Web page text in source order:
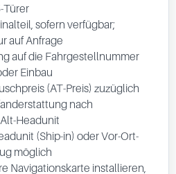
Türer
sofern verfügbar;
auf Anfrage
auf die Fahrgestellnummer
Einbau
(AT-Preis) zuzüglich
nach
Headunit
(Ship-in) oder Vor-Ort-
möglich
Navigationskarte installieren,